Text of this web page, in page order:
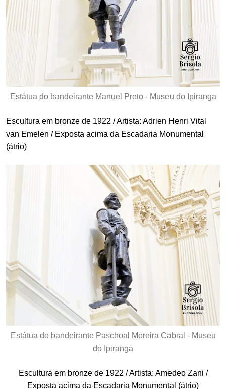
Estátua do bandeirante Manuel Preto - Museu do Ipiranga
Escultura em bronze de 1922 / Artista: Adrien Henri Vital
van Emelen / Exposta acima da Escadaria Monumental
(átrio)
Estátua do bandeirante Paschoal Moreira Cabral - Museu
do Ipiranga
Escultura em bronze de 1922 / Artista: Amedeo Zani /
Exposta acima da Escadaria Monumental (átrio)